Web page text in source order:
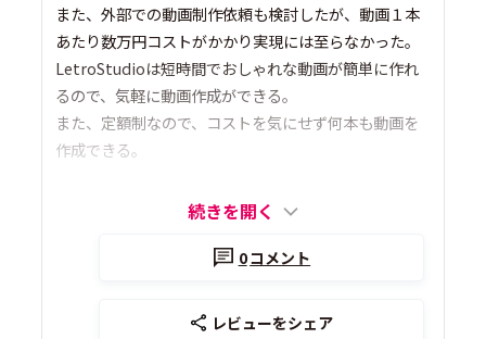
また、外部での動画制作依頼も検討したが、動画１本
あたり数万円コストがかかり実現には至らなかった。
LetroStudioは短時間でおしゃれな動画が簡単に作れ
るので、気軽に動画作成ができる。
また、定額制なので、コストを気にせず何本も動画を
作成できる。
続きを開く
0コメント
レビューをシェア